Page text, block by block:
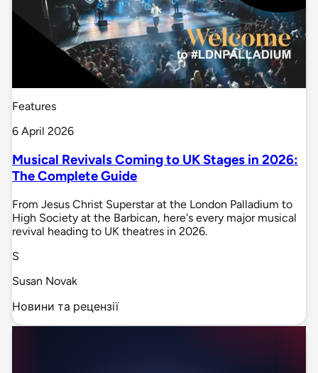
Features
6 April 2026
Musical Revivals Coming to UK Stages in 2026:
The Complete Guide
From Jesus Christ Superstar at the London Palladium to
High Society at the Barbican, here's every major musical
revival heading to UK theatres in 2026.
S
Susan Novak
Новини та рецензії